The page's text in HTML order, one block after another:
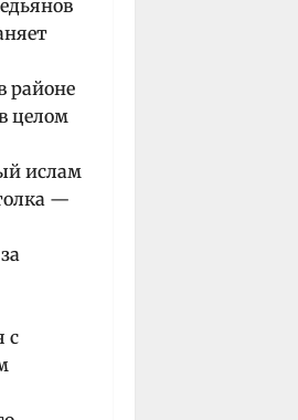
районе
целом
ислам
—
с